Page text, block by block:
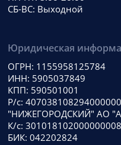
СБ-ВС: Выходной
Юридическая
ОГРН: 1155958125784
ИНН: 5905037849
КПП: 590501001
Р/с:
"НИЖЕГОРОДСКИЙ" АО
К/с:
БИК: 042202824